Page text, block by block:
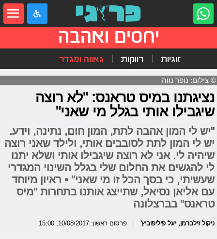
יחסים ואהבה
זוגיות רווקות גאווה ומגדר
© צילום: נופר נווה
נציגתנו במיס טראנס: "לא רוצה
שיגבילו אותי בגלל מי שאני"
"יש לי המון אהבה לתת, המון חום, נתינה, וידע.
יש לי המון לתת לסובבים אותי, ולילד שאני רוצה
שיהיה לי. אני לא רוצה שיגבילו אותי ושלא יתנו
לי להגשים את החלום שלי בגלל השינוי המגדרי
שעשיתי, כי בסך הכל זו מי שאני" • ראיון מיוחד
עם אליאן נסיאל, שתייצג אותנו בתחרות "מיס
טראנס" בברצלונה
ניקול זילברמן, יעל פיליפוביץ' פרסום ראשון: 10/08/2017, 15:00